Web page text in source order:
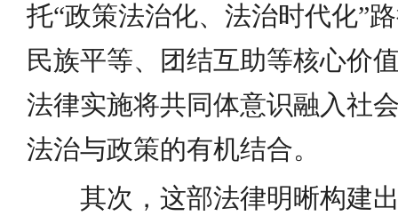
托“政策法治化、法治时代化”
民族平等、团结互助等核心价
法律实施将共同体意识融入社
法治与政策的有机结合。
其次，这部法律明晰构建